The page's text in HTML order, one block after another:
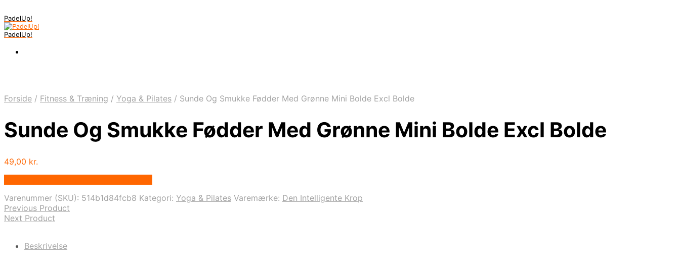
PadelUp!
PadelUp!
Forside / Fitness & Træning / Yoga & Pilates / Sunde Og Smukke Fødder Med Grønne Mini Bolde Excl Bolde
Sunde Og Smukke Fødder Med Grønne Mini Bolde Excl Bolde
49,00 kr.
Varenummer (SKU): 514b1d84fcb8 Kategori: Yoga & Pilates Varemærke: Den Intelligente Krop
Previous Product
Next Product
Beskrivelse